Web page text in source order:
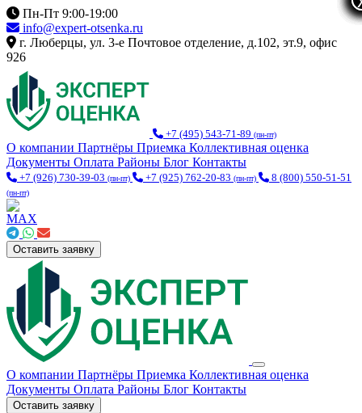
Пн-Пт 9:00-19:00
info@expert-otsenka.ru
г. Люберцы, ул. 3-е Почтовое отделение, д.102, эт.9, офис
926
+7 (495) 543-71-89 (пн-пт)
О компании Партнёры Приемка Коллективная оценка
Документы Оплата Районы Блог Контакты
+7 (926) 730-39-03 (пн-пт) +7 (925) 762-20-83 (пн-пт) 8 (800) 550-51-51
(пн-пт)
Оставить заявку
О компании Партнёры Приемка Коллективная оценка
Документы Оплата Районы Блог Контакты
Оставить заявку